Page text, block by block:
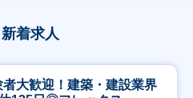
新着求人
者大歓迎！建築・建設業界